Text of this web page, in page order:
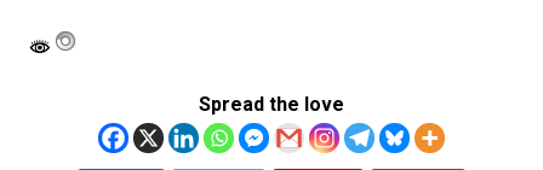
Spread the love